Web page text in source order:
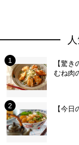
【驚
むね肉
【今